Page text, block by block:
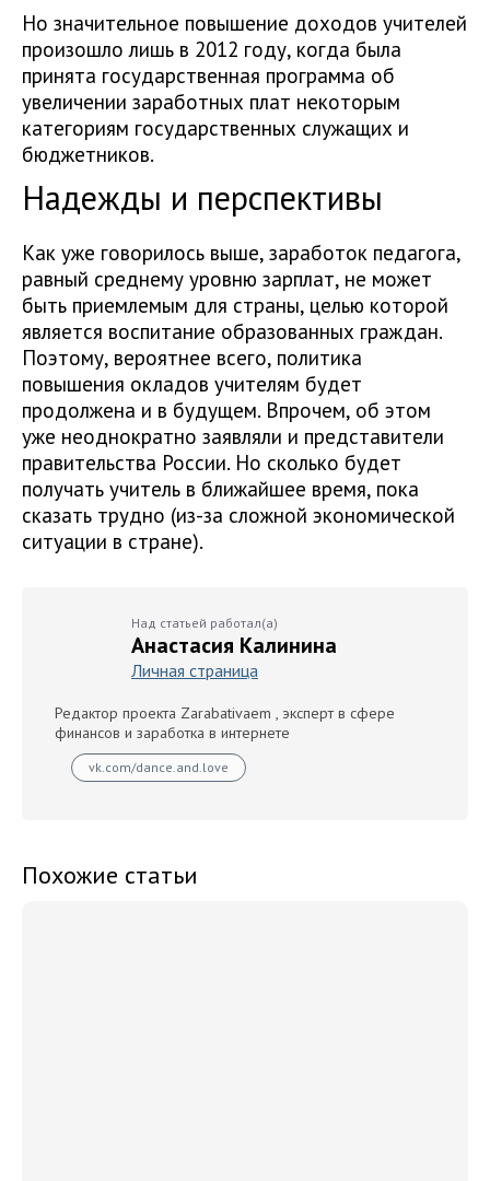
Но значительное повышение доходов учителей
произошло лишь в 2012 году, когда была
принята государственная программа об
увеличении заработных плат некоторым
категориям государственных служащих и
бюджетников.
Надежды и перспективы
Как уже говорилось выше, заработок педагога,
равный среднему уровню зарплат, не может
быть приемлемым для страны, целью которой
является воспитание образованных граждан.
Поэтому, вероятнее всего, политика
повышения окладов учителям будет
продолжена и в будущем. Впрочем, об этом
уже неоднократно заявляли и представители
правительства России. Но сколько будет
получать учитель в ближайшее время, пока
сказать трудно (из-за сложной экономической
ситуации в стране).
Над статьей работал(а)
Анастасия Калинина
Личная страница
Редактор проекта Zarabativaem , эксперт в сфере
финансов и заработка в интернете
vk.com/dance.and.love
Похожие статьи